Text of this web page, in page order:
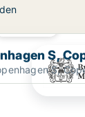
Copenhagen
S,
S,